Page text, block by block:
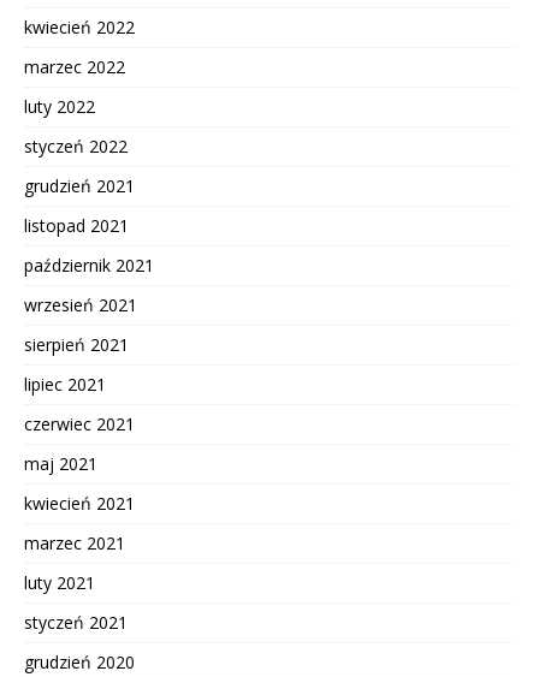
kwiecień 2022
marzec 2022
luty 2022
styczeń 2022
grudzień 2021
listopad 2021
październik 2021
wrzesień 2021
sierpień 2021
lipiec 2021
czerwiec 2021
maj 2021
kwiecień 2021
marzec 2021
luty 2021
styczeń 2021
grudzień 2020